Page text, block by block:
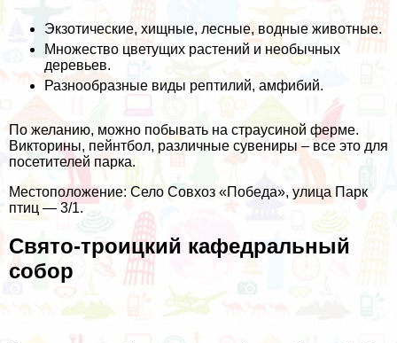
Экзотические, хищные, лесные, водные животные.
Множество цветущих растений и необычных
деревьев.
Разнообразные виды рептилий, амфибий.
По желанию, можно побывать на страусиной ферме.
Викторины, пейнтбол, различные сувениры – все это для
посетителей парка.
Местоположение: Село Совхоз «Победа», улица Парк
птиц — 3/1.
Свято-троицкий кафедральный
собор